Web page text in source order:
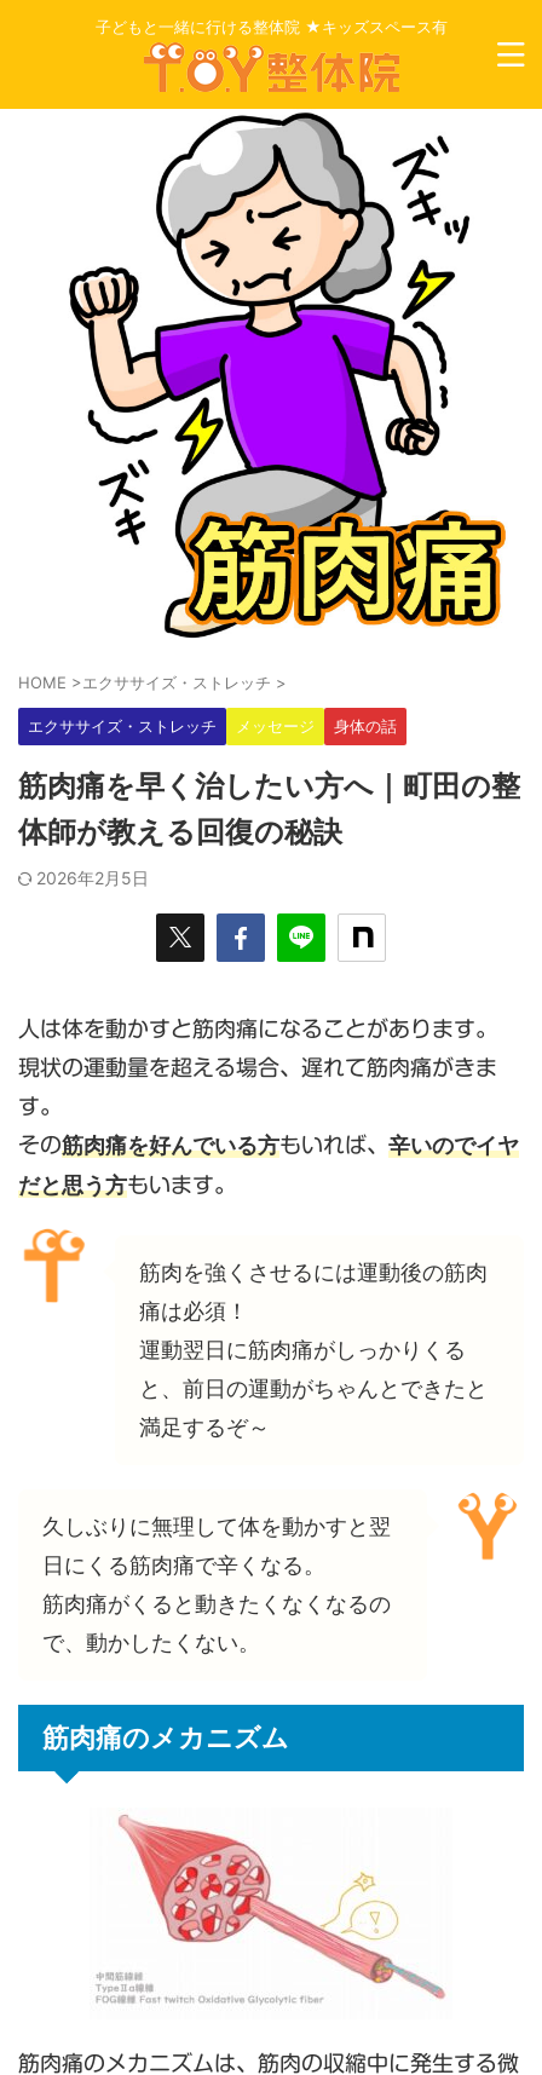
子どもと一緒に行ける整体院 ★キッズスペース有
HOME >エクササイズ・ストレッチ >
エクササイズ・ストレッチ メッセージ 身体の話
筋肉痛を早く治したい方へ｜町田の整
体師が教える回復の秘訣
2026年2月5日
人は体を動かすと筋肉痛になることがあります。
現状の運動量を超える場合、遅れて筋肉痛がきま
す。
その筋肉痛を好んでいる方もいれば、 辛いのでイヤ
だと思う方もいます。
筋肉を強くさせるには運動後の筋肉
痛は必須！
運動翌日に筋肉痛がしっかりくる
と、前日の運動がちゃんとできたと
満足するぞ～
久しぶりに無理して体を動かすと翌
日にくる筋肉痛で辛くなる。
筋肉痛がくると動きたくなくなるの
で、動かしたくない。
筋肉痛のメカニズム
筋肉痛のメカニズムは、筋肉の収縮中に発生する微